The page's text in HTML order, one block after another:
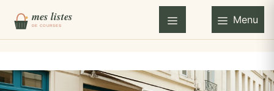
contenu
Menu Menu